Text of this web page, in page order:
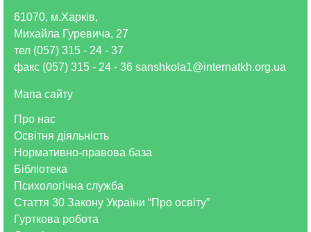
Про нас
Освітня діяльність
Нормативно-правова база
Бібліотека
Психологічна служба
Стаття 30 Закону України “Про освіту”
Гурткова робота
61070, м.Харків,
Михайла Гуревича, 27
тел (057) 315 - 24 - 37
факс (057) 315 - 24 - 36 sanshkola1@internatkh.org.ua
Мапа сайту